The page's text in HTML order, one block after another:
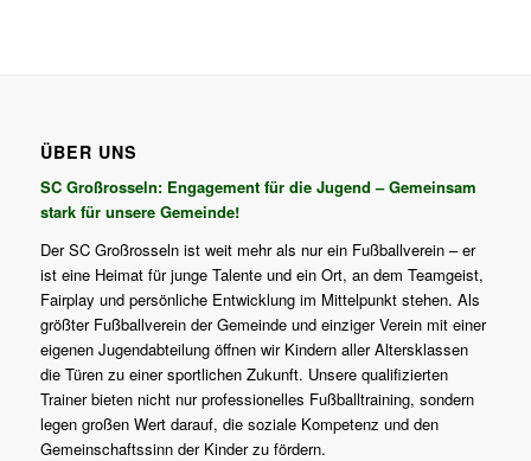
ÜBER UNS
SC Großrosseln: Engagement für die Jugend – Gemeinsam
stark für unsere Gemeinde!
Der SC Großrosseln ist weit mehr als nur ein Fußballverein – er
ist eine Heimat für junge Talente und ein Ort, an dem Teamgeist,
Fairplay und persönliche Entwicklung im Mittelpunkt stehen. Als
größter Fußballverein der Gemeinde und einziger Verein mit einer
eigenen Jugendabteilung öffnen wir Kindern aller Altersklassen
die Türen zu einer sportlichen Zukunft. Unsere qualifizierten
Trainer bieten nicht nur professionelles Fußballtraining, sondern
legen großen Wert darauf, die soziale Kompetenz und den
Gemeinschaftssinn der Kinder zu fördern.